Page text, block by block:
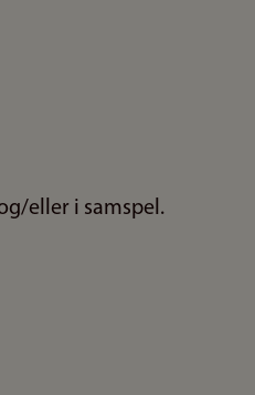
eller i samspel.